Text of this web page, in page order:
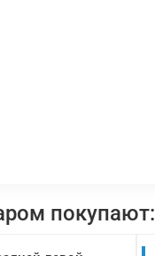
покупают: